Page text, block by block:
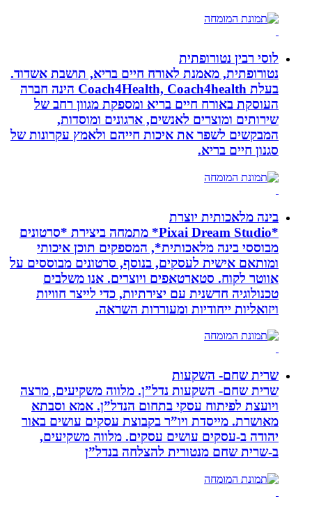
לוסי רבין נטורופתית
נטורופתית, מאמנת לאורח חיים בריא, תושבת אשדוד.
בעלת Coach4Health, Coach4health הינה חברה
העוסקת באורח חיים בריא ומספקת מגוון רחב של
שירותים ומוצרים לאנשים, ארגונים ומוסדות,
המבקשים לשפר את איכות חייהם ולאמץ עקרונות של
סגנון חיים בריא.
בינה מלאכותית יוצרת
*Pixai Dream Studio* מתמחה ביצירת *סרטונים
מבוססי בינה מלאכותית*, המספקים תוכן איכותי
ומותאם אישית לעסקים, בנוסף, סרטונים מבוססים על
אווטר לקוח. סטארטאפים ויוצרים. אנו משלבים
טכנולוגיה חדשנית עם יצירתיות, כדי לייצר חוויות
ויזואליות ייחודיות ומעוררות השראה.
שרית שחם- השקעות
שרית שחם- השקעות נדל”ן. מלווה משקיעים, מרצה
ויועצת לפיתוח עסקי בתחום הנדל”ן. אמא וסבתא
מאושרת. ‏מייסדת ויו”ר בקבוצת עסקים עושים באור
יהודה‏ ב-‏עסקים עושים עסקים‏. ‏מלווה משקיעים,
ב-‏שרית שחם מנטורית להצלחה בנדל”ן‏